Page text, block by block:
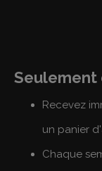
Seulement
Recevez
un panier
Chaque